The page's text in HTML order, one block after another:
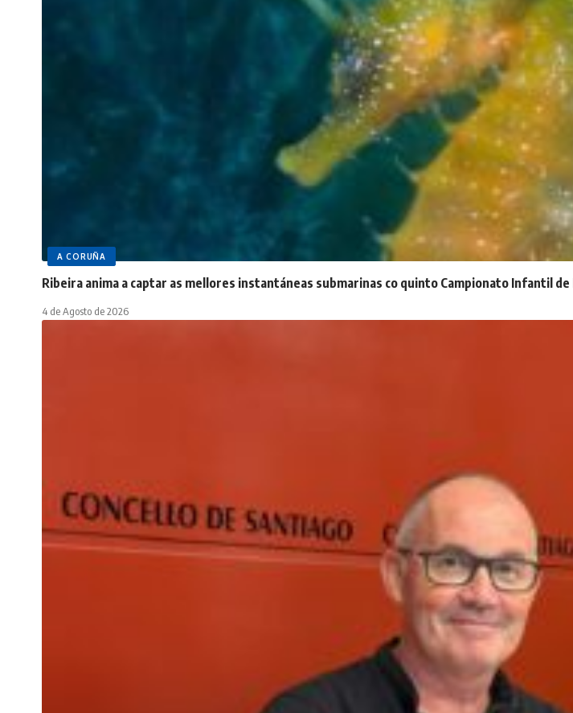
A CORUÑA
Ribeira anima a captar as mellores instantáneas submarinas co quinto Campionato Infantil
4 de Agosto de 2026